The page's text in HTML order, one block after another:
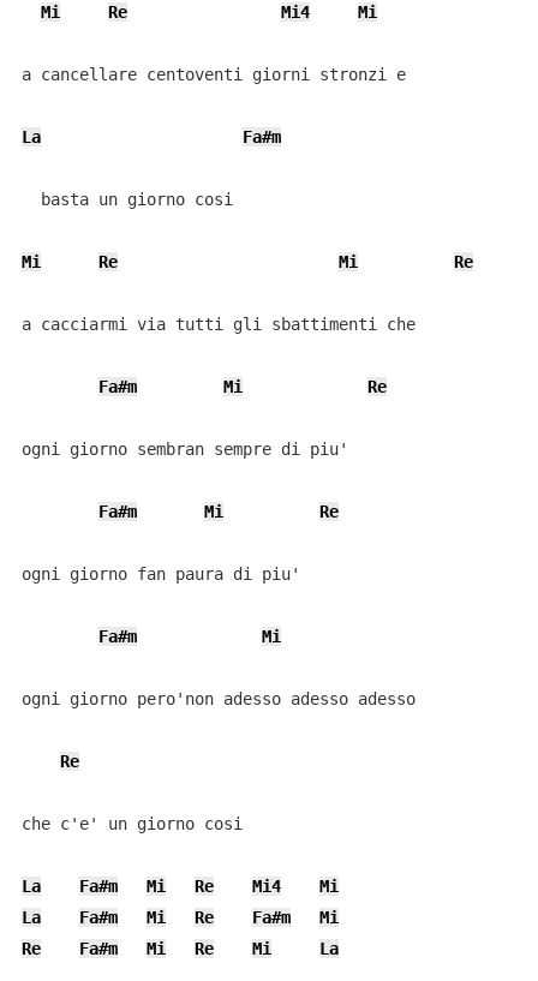
Mi Re Mi4 Mi
a cancellare centoventi giorni stronzi e
La Fa#m
  basta un giorno cosi
Mi Re Mi Re
a cacciarmi via tutti gli sbattimenti che
Fa#m Mi Re
ogni giorno sembran sempre di piu'
Fa#m Mi Re
ogni giorno fan paura di piu'
Fa#m Mi
ogni giorno pero'non adesso adesso adesso
Re
che c'e' un giorno cosi
La Fa#m Mi Re Mi4
Mi
La
Fa#m Mi Re Fa#m
Mi
Re
Fa#m Mi Re Mi La